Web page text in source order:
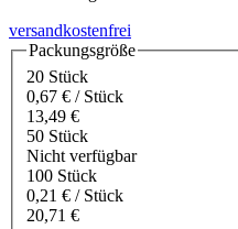
versandkostenfrei
Packungsgröße
20 Stück
0,67 € / Stück
13,49 €
50 Stück
Nicht verfügbar
100 Stück
0,21 € / Stück
20,71 €